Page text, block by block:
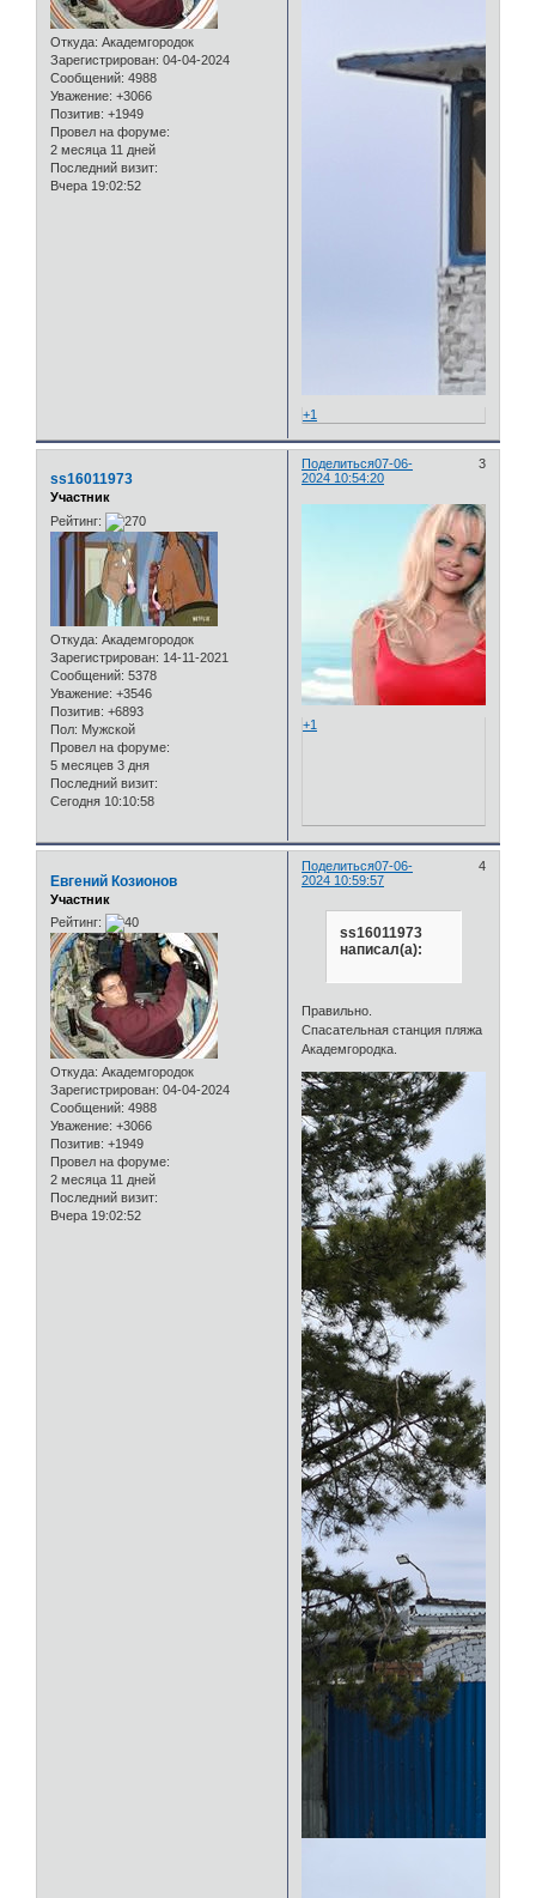
Откуда: Академгородок
Зарегистрирован: 04-04-2024
Сообщений: 4988
Уважение: +3066
Позитив: +1949
Провел на форуме:
2 месяца 11 дней
Последний визит:
Вчера 19:02:52
+1
Поделиться 3
07-06-
2024 10:54:20
ss16011973
Участник
Рейтинг:
Откуда: Академгородок
Зарегистрирован: 14-11-2021
Сообщений: 5378
Уважение: +3546
Позитив: +6893
Пол: Мужской
Провел на форуме:
5 месяцев 3 дня
Последний визит:
Сегодня 10:10:58
+1
Поделиться 4
07-06-
2024 10:59:57
Евгений Козионов
Участник
Рейтинг:
Откуда: Академгородок
Зарегистрирован: 04-04-2024
Сообщений: 4988
Уважение: +3066
Позитив: +1949
Провел на форуме:
2 месяца 11 дней
Последний визит:
Вчера 19:02:52
ss16011973
написал(а):
Правильно.
Спасательная станция пляжа
Академгородка.